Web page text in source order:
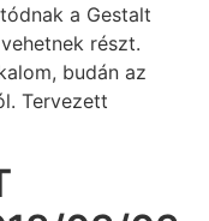
a Gestalt
részt.
budán az
Tervezett